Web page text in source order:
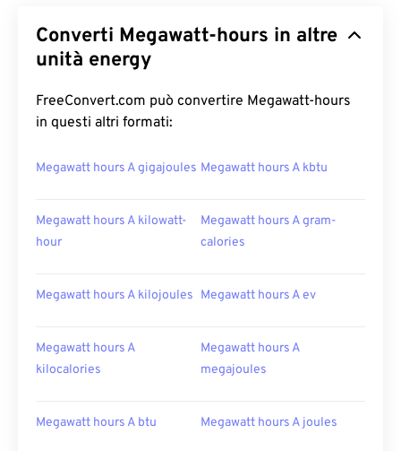
Converti Megawatt-hours in altre
unità energy
FreeConvert.com può convertire Megawatt-hours
in questi altri formati:
Megawatt hours A gigajoules Megawatt hours A kbtu
Megawatt hours A kilowatt-
hour
Megawatt hours A gram-
calories
Megawatt hours A kilojoules Megawatt hours A ev
Megawatt hours A
kilocalories
Megawatt hours A
megajoules
Megawatt hours A btu Megawatt hours A joules